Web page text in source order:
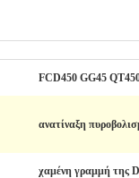
FCD450 GG45
ανατίναξη
χαμένη γραμμή της